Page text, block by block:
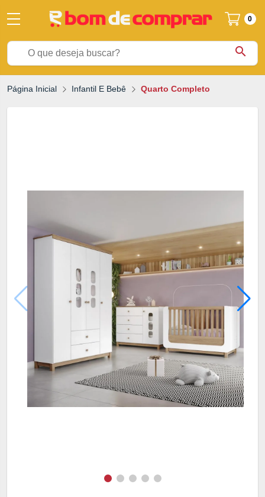
search
0
Página Inicial Infantil E Bebê Quarto Completo